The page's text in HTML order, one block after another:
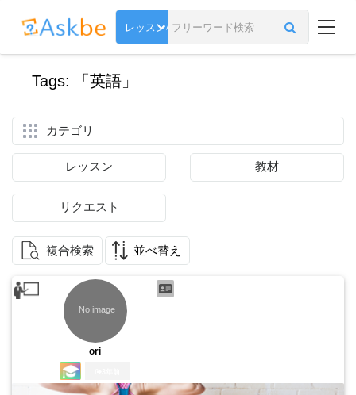
Tags: 「英語」
カテゴリ
レッスン 教材
リクエスト
複合検索 並べ替え
ori